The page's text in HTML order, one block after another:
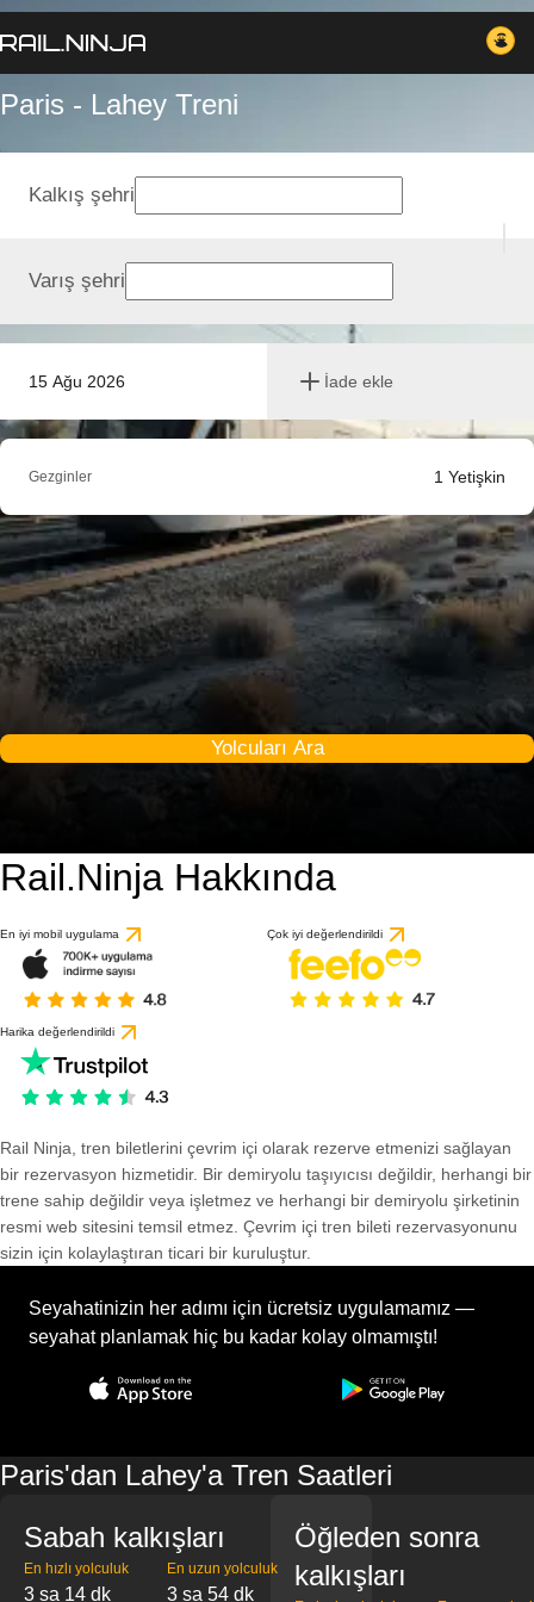
Paris - Lahey Treni
15 Ağu 2026 İade ekle
Kalkış şehri
Varış şehri
Gezginler 1 Yetişkin
Yolcuları Ara
Rail.Ninja Hakkında
En iyi mobil uygulama Çok iyi değerlendirildi
Harika değerlendirildi
Rail Ninja, tren biletlerini çevrim içi olarak rezerve etmenizi sağlayan
bir rezervasyon hizmetidir. Bir demiryolu taşıyıcısı değildir, herhangi bir
trene sahip değildir veya işletmez ve herhangi bir demiryolu şirketinin
resmi web sitesini temsil etmez. Çevrim içi tren bileti rezervasyonunu
sizin için kolaylaştıran ticari bir kuruluştur.
Seyahatinizin her adımı için ücretsiz uygulamamız —
seyahat planlamak hiç bu kadar kolay olmamıştı!
Paris'dan Lahey'a Tren Saatleri
Sabah kalkışları
En hızlı yolculuk
3 sa 14 dk
En uzun yolculuk
3 sa 54 dk
Öğleden sonra
kalkışları